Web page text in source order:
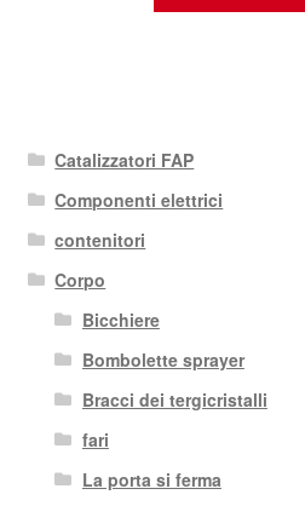
Catalizzatori FAP
Componenti elettrici
contenitori
Corpo
Bicchiere
Bombolette sprayer
Bracci dei tergicristalli
fari
La porta si ferma